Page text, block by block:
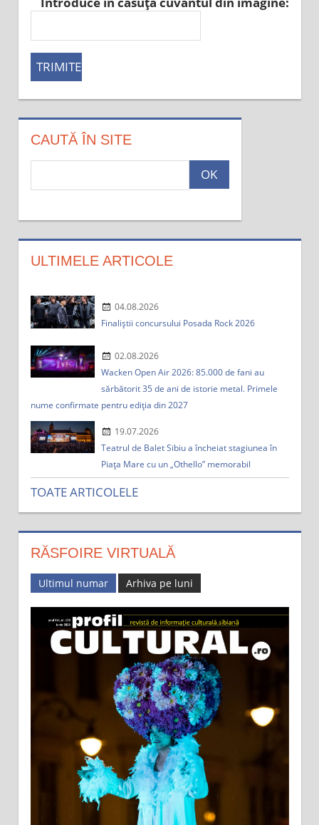
CAUTĂ ÎN SITE
t
ULTIMELE ARTICOLE
04.08.2026
Finaliștii concursului Posada Rock 2026
02.08.2026
Wacken Open Air 2026: 85.000 de fani au
sărbătorit 35 de ani de istorie metal. Primele
nume confirmate pentru ediția din 2027
19.07.2026
Teatrul de Balet Sibiu a încheiat stagiunea în
Piața Mare cu un „Othello” memorabil
TOATE ARTICOLELE
RĂSFOIRE VIRTUALĂ
Ultimul numar Arhiva pe luni